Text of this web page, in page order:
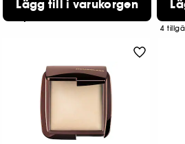
789
519,00 KR
Lägg till i varukorgen
4